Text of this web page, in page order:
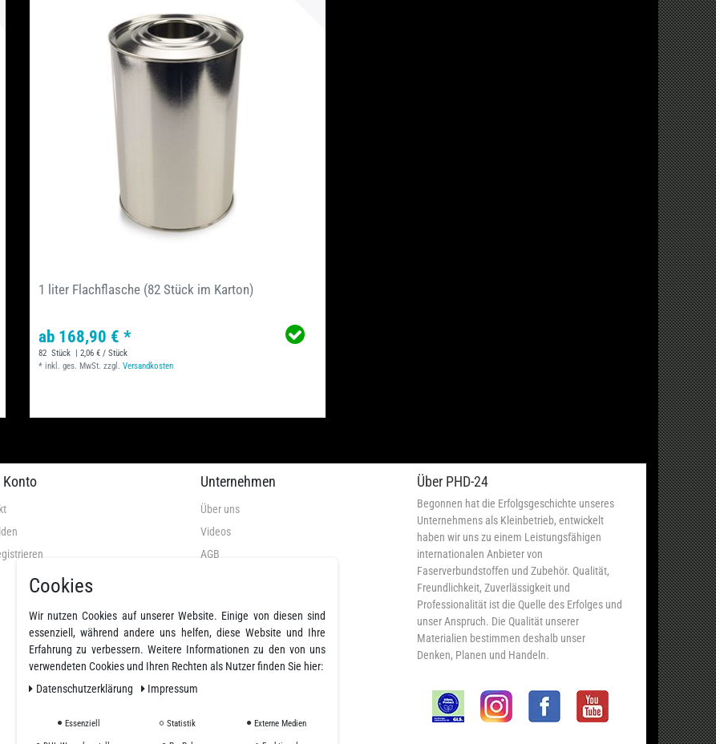
1 liter Flachflasche (82 Stück im Karton)
ab 168,90 € *
82 Stück | 2,06 € / Stück
*inkl. ges. MwSt. zzgl.Versandkosten
Konto Unternehmen
Über uns
Videos
AGB
Widerrufsformular
Impressum
Über PHD-24
Begonnen hat die Erfolgsgeschichte unseres
Unternehmens als Kleinbetrieb, entwickelt
haben wir uns zu einem Leistungsfähigen
internationalen Anbieter von
Faserverbundstoffen und Zubehör. Qualität,
Freundlichkeit, Zuverlässigkeit und
Professionalität ist die Quelle des Erfolges und
unser Anspruch. Die Qualität unserer
Materialien bestimmen deshalb unser
Denken, Planen und Handeln.
Cookies
Wir nutzen Cookies auf unserer Website. Einige von diesen sind
essenziell, während andere uns helfen, diese Website und Ihre
Erfahrung zu verbessern. Weitere Informationen zu den von uns
verwendeten Cookies und Ihren Rechten als Nutzer finden Sie hier:
Daten­schutz­erklärung
Impressum
Essenziell Statistik Externe Medien